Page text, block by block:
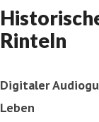
Rinteln
Digitaler
Leben